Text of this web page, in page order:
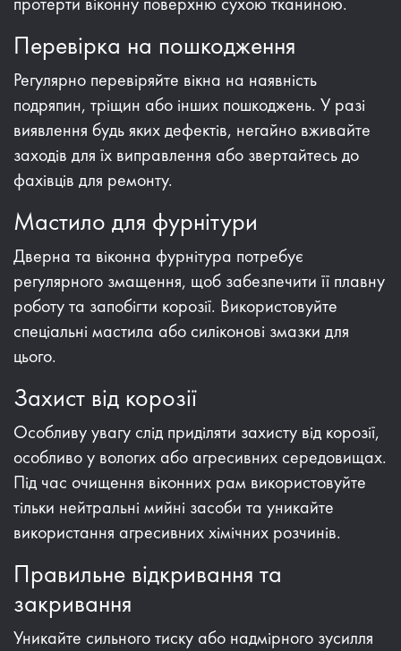
Перевірка на пошкодження
Регулярно перевіряйте вікна на наявність
подряпин, тріщин або інших пошкоджень. У разі
виявлення будь яких дефектів, негайно вживайте
заходів для їх виправлення або звертайтесь до
фахівців для ремонту.
Мастило для фурнітури
Дверна та віконна фурнітура потребує
регулярного змащення, щоб забезпечити її плавну
роботу та запобігти корозії. Використовуйте
спеціальні мастила або силіконові змазки для
цього.
Захист від корозії
Особливу увагу слід приділяти захисту від корозії,
особливо у вологих або агресивних середовищах.
Під час очищення віконних рам використовуйте
тільки нейтральні мийні засоби та уникайте
використання агресивних хімічних розчинів.
Правильне відкривання та
закривання
Уникайте сильного тиску або надмірного зусилля